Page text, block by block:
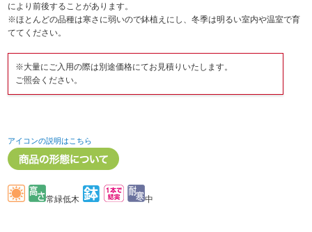
により前後することがあります。
※ほとんどの品種は寒さに弱いので鉢植えにし、冬季は明るい室内や温室で育
ててください。
※大量にご入用の際は別途価格にてお見積りいたします。
ご照会ください。
アイコンの説明はこちら
常緑低木 中